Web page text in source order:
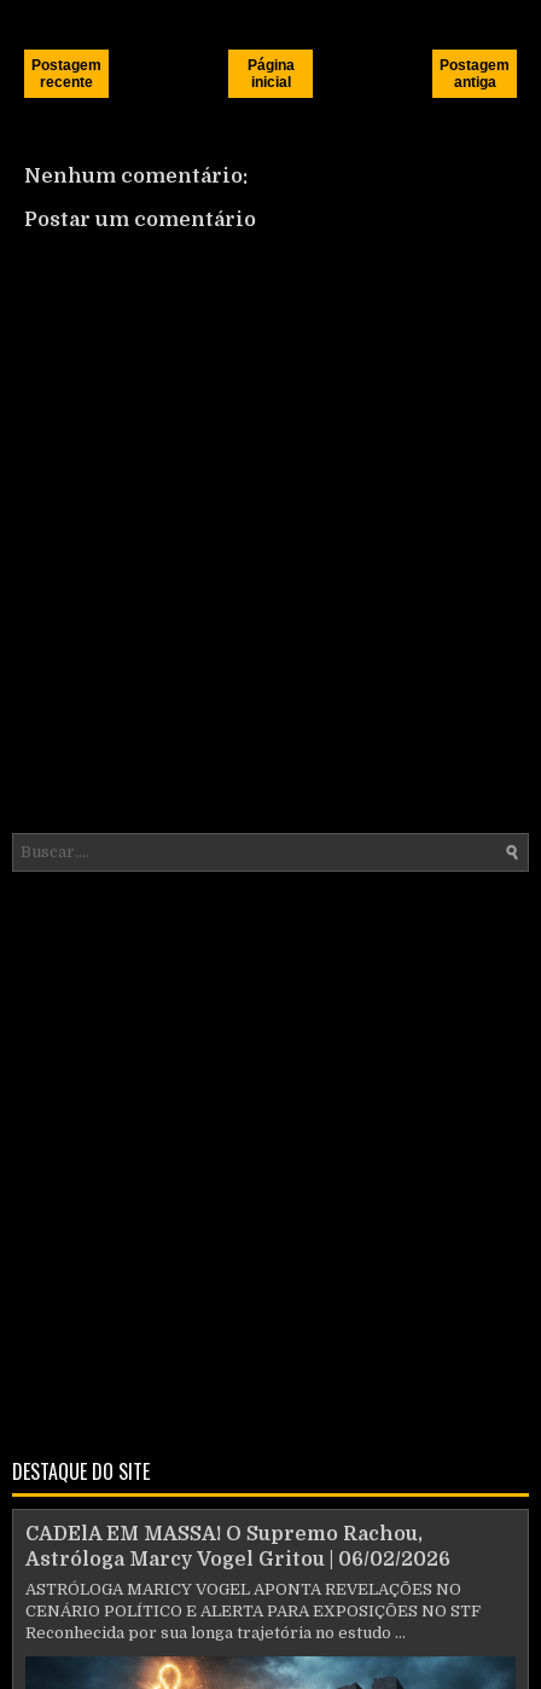
Postagem
recente
Postagem
antiga
Página
inicial
Nenhum comentário:
Postar um comentário
DESTAQUE DO SITE
CADElA EM MASSA! O Supremo Rachou,
Astróloga Marcy Vogel Gritou | 06/02/2026
ASTRÓLOGA MARICY VOGEL APONTA REVELAÇÕES NO
CENÁRIO POLÍTICO E ALERTA PARA EXPOSIÇÕES NO STF
Reconhecida por sua longa trajetória no estudo ...